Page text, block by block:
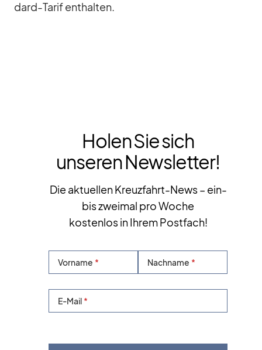
dard-Ta­rif ent­hal­ten.
Holen Sie sich
unseren Newsletter!
Die aktuellen Kreuzfahrt-News – ein-
bis zweimal pro Woche
kostenlos in Ihrem Postfach!
Vorname Nachname
E-Mail